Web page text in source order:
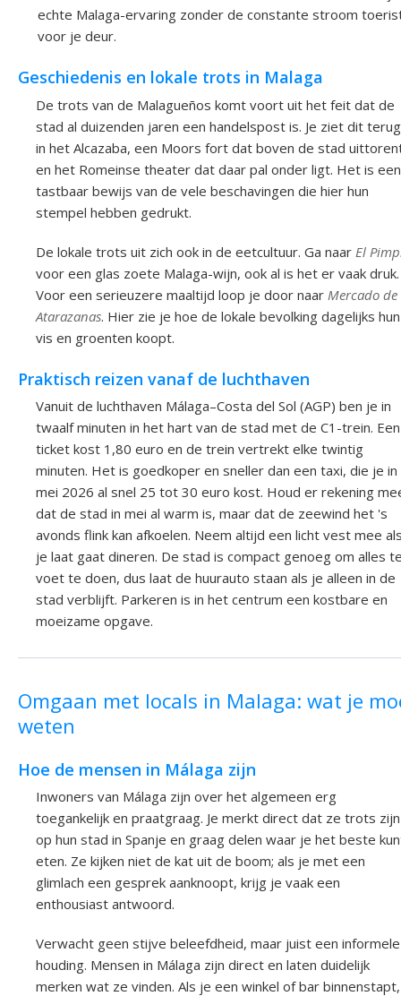
echte Malaga-ervaring zonder de constante stroom
voor je deur.
Geschiedenis en lokale trots in Malaga
De trots van de Malagueños komt voort uit het feit dat de
stad al duizenden jaren een handelspost is. Je ziet dit terug
in het Alcazaba, een Moors fort dat boven de stad
en het Romeinse theater dat daar pal onder ligt. Het is een
tastbaar bewijs van de vele beschavingen die hier hun
stempel hebben gedrukt.
De lokale trots uit zich ook in de eetcultuur. Ga naar El
voor een glas zoete Malaga-wijn, ook al is het er vaak druk.
Voor een serieuzere maaltijd loop je door naar Mercado de
Atarazanas. Hier zie je hoe de lokale bevolking dagelijks hun
vis en groenten koopt.
Praktisch reizen vanaf de luchthaven
Vanuit de luchthaven Málaga–Costa del Sol (AGP) ben je in
twaalf minuten in het hart van de stad met de C1-trein. Een
ticket kost 1,80 euro en de trein vertrekt elke twintig
minuten. Het is goedkoper en sneller dan een taxi, die je in
mei 2026 al snel 25 tot 30 euro kost. Houd er rekening
dat de stad in mei al warm is, maar dat de zeewind het 's
avonds flink kan afkoelen. Neem altijd een licht vest mee
je laat gaat dineren. De stad is compact genoeg om alles
voet te doen, dus laat de huurauto staan als je alleen in de
stad verblijft. Parkeren is in het centrum een kostbare en
moeizame opgave.
Omgaan met locals in Malaga: wat je
weten
Hoe de mensen in Málaga zijn
Inwoners van Málaga zijn over het algemeen erg
toegankelijk en praatgraag. Je merkt direct dat ze trots zijn
op hun stad in Spanje en graag delen waar je het beste
eten. Ze kijken niet de kat uit de boom; als je met een
glimlach een gesprek aanknoopt, krijg je vaak een
enthousiast antwoord.
Verwacht geen stijve beleefdheid, maar juist een informele
houding. Mensen in Málaga zijn direct en laten duidelijk
merken wat ze vinden. Als je een winkel of bar binnenstapt,